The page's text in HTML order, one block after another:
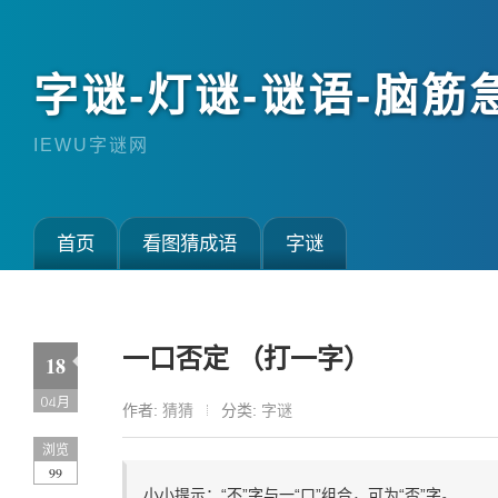
字谜-灯谜-谜语-脑筋
IEWU字谜网
首页 看图猜成语 字谜
一口否定 （打一字）
作者: 猜猜 分类: 字谜
小小提示：“不”字与一“口”组合，可为“否”字。
18
04月
浏览
99